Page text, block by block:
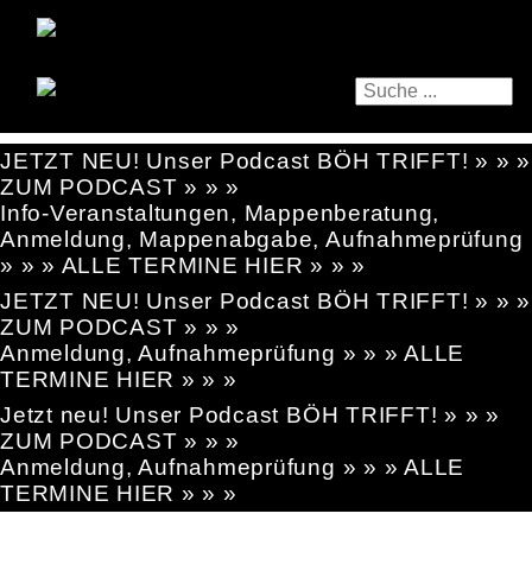
JETZT NEU! Unser Podcast BÖH TRIFFT! » » »
ZUM PODCAST » » »
Info-Veranstaltungen, Mappenberatung,
Anmeldung, Mappenabgabe, Aufnahmeprüfung
» » » ALLE TERMINE HIER » » »
JETZT NEU! Unser Podcast BÖH TRIFFT! » » »
ZUM PODCAST » » »
Anmeldung, Aufnahmeprüfung » » » ALLE
TERMINE HIER » » »
Jetzt neu! Unser Podcast BÖH TRIFFT! » » »
ZUM PODCAST » » »
Anmeldung, Aufnahmeprüfung » » » ALLE
TERMINE HIER » » »